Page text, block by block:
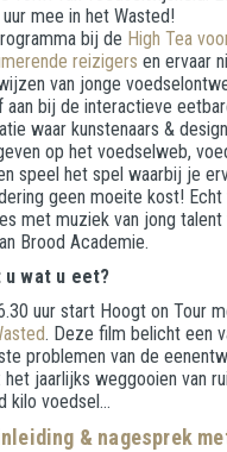
mee in het Wasted!
bij de High Tea
reizigers en ervaar
van jonge
aan bij de interactieve
waar kunstenaars &
op het voedselweb,
speel het spel waarbij je
geen moeite kost! Echt
met muziek van jong talent
Brood Academie.
u wat u eet?
uur start Hoogt on Tour
. Deze film belicht een
problemen van de
het jaarlijks weggooien van
kilo voedsel…
& nagesprek